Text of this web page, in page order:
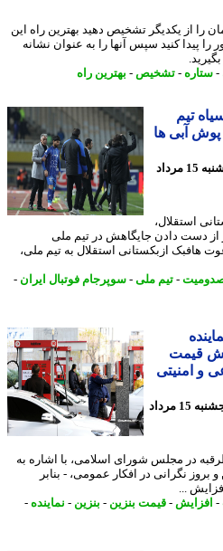
یکدیگر تشخیص دهید بهترین راه این
کنید سپس آنها را به عنوان نشانه
-تشخیص-بهترین راه
تیم
ها
2 روز پیش - پنجشنبه 15 مرداد
دادن جایگاهش در تیم ملی
ازبکستانی استقلال به تیم ملی،
-تیم ملی -سوپرجام فوتبال ایران -
امنیتی
2 روز پیش - پنجشنبه 15 مرداد
در مجلس شورای اسلامی، با اشاره به
در افکار عمومی، - بنابر
...
-قیمت بنزین- بنزین- نماینده-